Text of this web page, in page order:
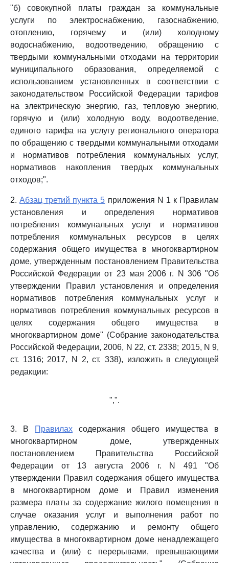
"б) совокупной платы граждан за коммунальные
услуги по электроснабжению, газоснабжению,
отоплению, горячему и (или) холодному
водоснабжению, водоотведению, обращению с
твердыми коммунальными отходами на территории
муниципального образования, определяемой с
использованием установленных в соответствии с
законодательством Российской Федерации тарифов
на электрическую энергию, газ, тепловую энергию,
горячую и (или) холодную воду, водоотведение,
единого тарифа на услугу регионального оператора
по обращению с твердыми коммунальными отходами
и нормативов потребления коммунальных услуг,
нормативов накопления твердых коммунальных
отходов;".
2.Абзац третий пункта 5 приложения N 1 к Правилам
установления и определения нормативов
потребления коммунальных услуг и нормативов
потребления коммунальных ресурсов в целях
содержания общего имущества в многоквартирном
доме, утвержденным постановлением Правительства
Российской Федерации от 23 мая 2006 г. N 306 "Об
утверждении Правил установления и определения
нормативов потребления коммунальных услуг и
нормативов потребления коммунальных ресурсов в
целях содержания общего имущества в
многоквартирном доме" (Собрание законодательства
Российской Федерации, 2006, N 22, ст. 2338; 2015, N 9,
ст. 1316; 2017, N 2, ст. 338), изложить в следующей
редакции:
",".
3. В Правилах содержания общего имущества в
многоквартирном доме, утвержденных
постановлением Правительства Российской
Федерации от 13 августа 2006 г. N 491 "Об
утверждении Правил содержания общего имущества
в многоквартирном доме и Правил изменения
размера платы за содержание жилого помещения в
случае оказания услуг и выполнения работ по
управлению, содержанию и ремонту общего
имущества в многоквартирном доме ненадлежащего
качества и (или) с перерывами, превышающими